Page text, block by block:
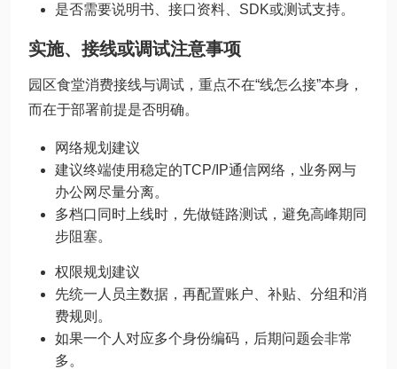
是否需要说明书、接口资料、SDK或测试支持。
实施、接线或调试注意事项
园区食堂消费接线与调试，重点不在“线怎么接”本身，
而在于部署前提是否明确。
网络规划建议
建议终端使用稳定的TCP/IP通信网络，业务网与
办公网尽量分离。
多档口同时上线时，先做链路测试，避免高峰期同
步阻塞。
权限规划建议
先统一人员主数据，再配置账户、补贴、分组和消
费规则。
如果一个人对应多个身份编码，后期问题会非常
多。